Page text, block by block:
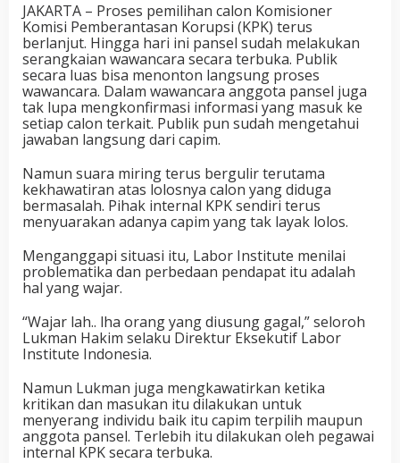
JAKARTA – Proses pemilihan calon Komisioner
Komisi Pemberantasan Korupsi (KPK) terus
berlanjut. Hingga hari ini pansel sudah melakukan
serangkaian wawancara secara terbuka. Publik
secara luas bisa menonton langsung proses
wawancara. Dalam wawancara anggota pansel juga
tak lupa mengkonfirmasi informasi yang masuk ke
setiap calon terkait. Publik pun sudah mengetahui
jawaban langsung dari capim.
Namun suara miring terus bergulir terutama
kekhawatiran atas lolosnya calon yang diduga
bermasalah. Pihak internal KPK sendiri terus
menyuarakan adanya capim yang tak layak lolos.
Menganggapi situasi itu, Labor Institute menilai
problematika dan perbedaan pendapat itu adalah
hal yang wajar.
“Wajar lah.. lha orang yang diusung gagal,” seloroh
Lukman Hakim selaku Direktur Eksekutif Labor
Institute Indonesia.
Namun Lukman juga mengkawatirkan ketika
kritikan dan masukan itu dilakukan untuk
menyerang individu baik itu capim terpilih maupun
anggota pansel. Terlebih itu dilakukan oleh pegawai
internal KPK secara terbuka.